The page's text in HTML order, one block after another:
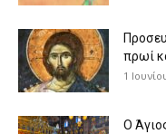
πρωί
1
Ο